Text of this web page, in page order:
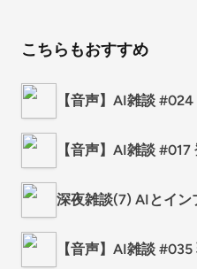
こちらもおすすめ
【音声】AI雑談
【音声】AI雑談
深夜雑談(7) AIとイン
【音声】AI雑談